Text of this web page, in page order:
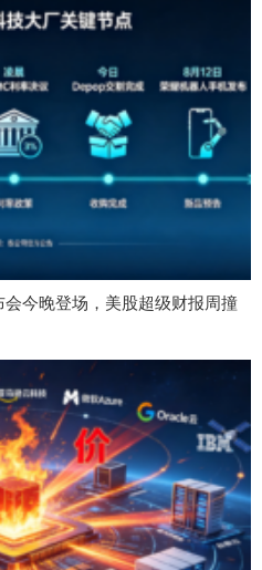
今晚登场，美股超级财报周撞